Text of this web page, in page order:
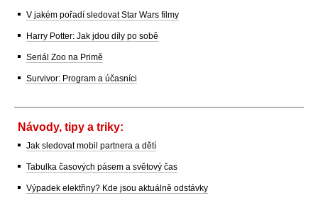
V jakém pořadí sledovat Star Wars filmy
Harry Potter: Jak jdou díly po sobě
Seriál Zoo na Primě
Survivor: Program a účasníci
Návody, tipy a triky:
Jak sledovat mobil partnera a dětí
Tabulka časových pásem a světový čas
Výpadek elektřiny? Kde jsou aktuálně odstávky